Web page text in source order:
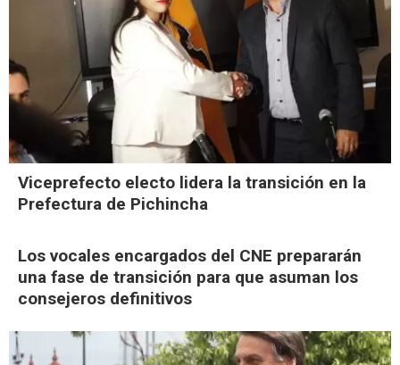
Viceprefecto electo lidera la transición en la
Prefectura de Pichincha
Los vocales encargados del CNE prepararán
una fase de transición para que asuman los
consejeros definitivos